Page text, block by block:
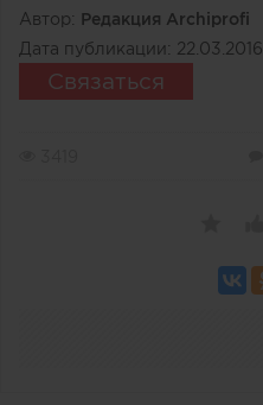
Автор: Редакция Archiprofi
Дата публикации: 22.03.2016
Связаться